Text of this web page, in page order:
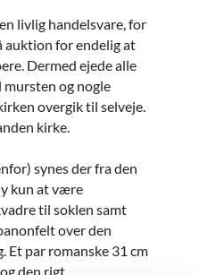
livlig handelsvare, for
auktion for endelig at
Dermed ejede alle
og nogle
overgik til selveje.
kirke.
synes der fra den
kun at være
til soklen samt
over den
Et par romanske 31 cm
den rigt